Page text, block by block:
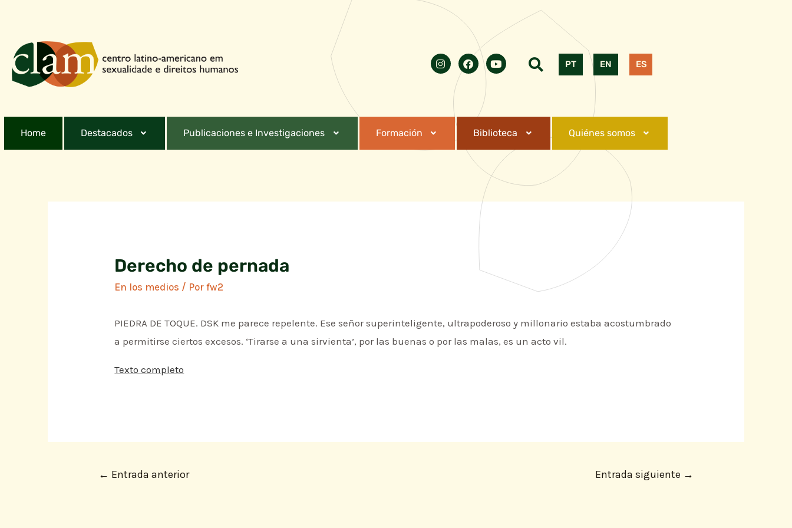
PT EN ES
Home Destacados Publicaciones e Investigaciones Formación Biblioteca Quiénes somos
Derecho de pernada
En los medios / Porfw2
PIEDRA DE TOQUE. DSK me parece repelente. Ese señor superinteligente, ultrapoderoso y millonario estaba acostumbrado
a permitirse ciertos excesos. ‘Tirarse a una sirvienta’, por las buenas o por las malas, es un acto vil.
Texto completo
← Entrada anterior Entrada siguiente →